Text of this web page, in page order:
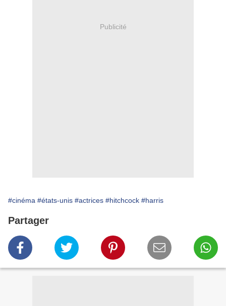
Publicité
#cinéma #états-unis #actrices #hitchcock #harris
Partager